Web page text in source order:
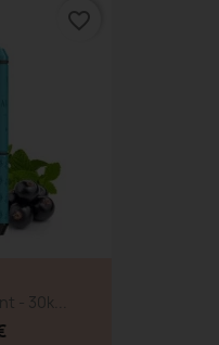
- 30k...
favorite_border